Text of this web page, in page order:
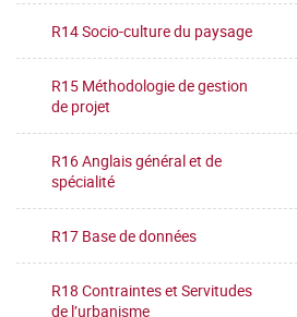
R14 Socio-culture du paysage
R15 Méthodologie de gestion
de projet
R16 Anglais général et de
spécialité
R17 Base de données
R18 Contraintes et Servitudes
de l’urbanisme